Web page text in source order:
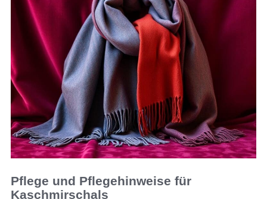
Pflege und Pflegehinweise für
Kaschmirschals